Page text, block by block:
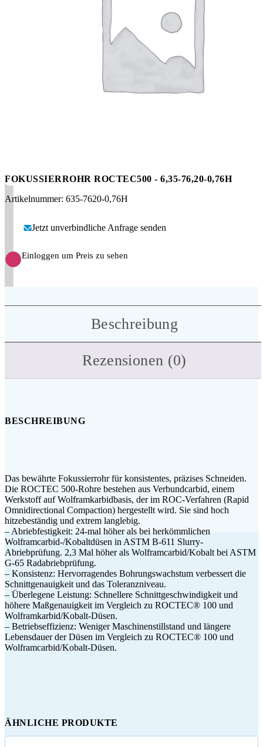
FOKUSSIERROHR ROCTEC500 - 6,35-76,20-0,76H
Artikelnummer: 635-7620-0,76H
Jetzt unverbindliche Anfrage senden
Einloggen um Preis zu sehen
Beschreibung
Rezensionen (0)
BESCHREIBUNG
Das bewährte Fokussierrohr für konsistentes, präzises Schneiden.
Die ROCTEC 500-Rohre bestehen aus Verbundcarbid, einem
Werkstoff auf Wolframkarbidbasis, der im ROC-Verfahren (Rapid
Omnidirectional Compaction) hergestellt wird. Sie sind hoch
hitzebeständig und extrem langlebig.
– Abriebfestigkeit: 24-mal höher als bei herkömmlichen
Wolframcarbid-/Kobaltdüsen in ASTM B-611 Slurry-
Abriebprüfung. 2,3 Mal höher als Wolframcarbid/Kobalt bei ASTM
G-65 Radabriebprüfung.
– Konsistenz: Hervorragendes Bohrungswachstum verbessert die
Schnittgenauigkeit und das Toleranzniveau.
– Überlegene Leistung: Schnellere Schnittgeschwindigkeit und
höhere Maßgenauigkeit im Vergleich zu ROCTEC® 100 und
Wolframkarbid/Kobalt-Düsen.
– Betriebseffizienz: Weniger Maschinenstillstand und längere
Lebensdauer der Düsen im Vergleich zu ROCTEC® 100 und
Wolframcarbid/Kobalt-Düsen.
ÄHNLICHE PRODUKTE